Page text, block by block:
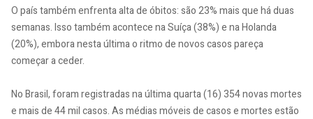
O país também enfrenta alta de óbitos: são 23% mais que há duas
semanas. Isso também acontece na Suíça (38%) e na Holanda
(20%), embora nesta última o ritmo de novos casos pareça
começar a ceder.
No Brasil, foram registradas na última quarta (16) 354 novas mortes
e mais de 44 mil casos. As médias móveis de casos e mortes estão